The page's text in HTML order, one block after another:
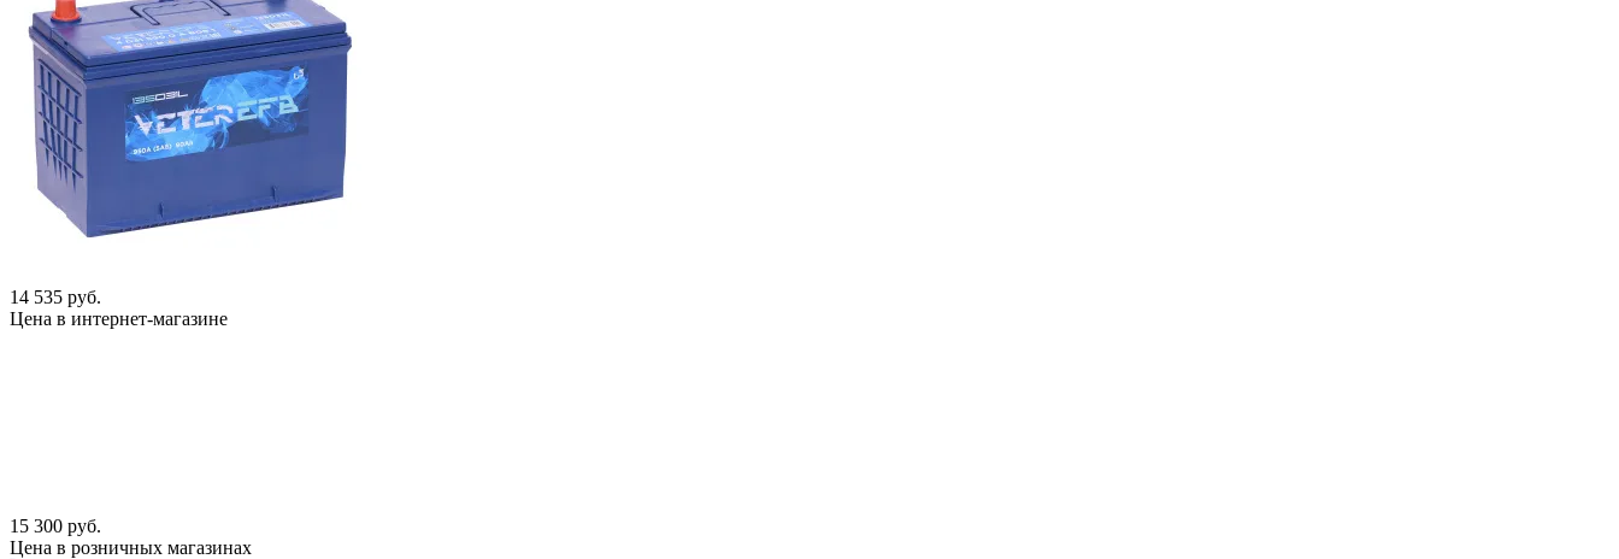
14 535 руб.
Цена в интернет-магазине
15 300 руб.
Цена в розничных магазинах